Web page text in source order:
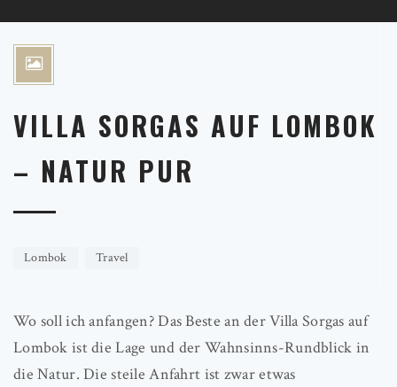
VILLA SORGAS AUF LOMBOK
– NATUR PUR
Lombok Travel
Wo soll ich anfangen? Das Beste an der Villa Sorgas auf
Lombok ist die Lage und der Wahnsinns-Rundblick in
die Natur. Die steile Anfahrt ist zwar etwas